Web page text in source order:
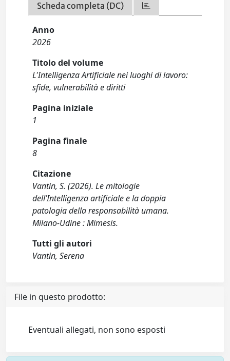
Scheda completa (DC)
Anno
2026
Titolo del volume
L'Intelligenza Artificiale nei luoghi di lavoro:
sfide, vulnerabilità e diritti
Pagina iniziale
1
Pagina finale
8
Citazione
Vantin, S. (2026). Le mitologie
dell’Intelligenza artificiale e la doppia
patologia della responsabilità umana.
Milano-Udine : Mimesis.
Tutti gli autori
Vantin, Serena
File in questo prodotto:
Eventuali allegati, non sono esposti